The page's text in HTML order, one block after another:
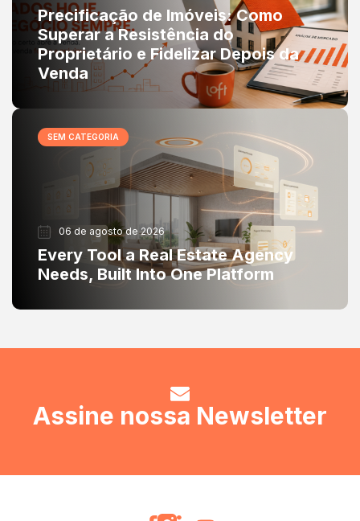
Precificação de Imóveis: Como
Superar a Resistência do
Proprietário e Fidelizar Depois da
Venda
SEM CATEGORIA
06 de agosto de 2026
Every Tool a Real Estate Agency
Needs, Built Into One Platform
Assine nossa Newsletter